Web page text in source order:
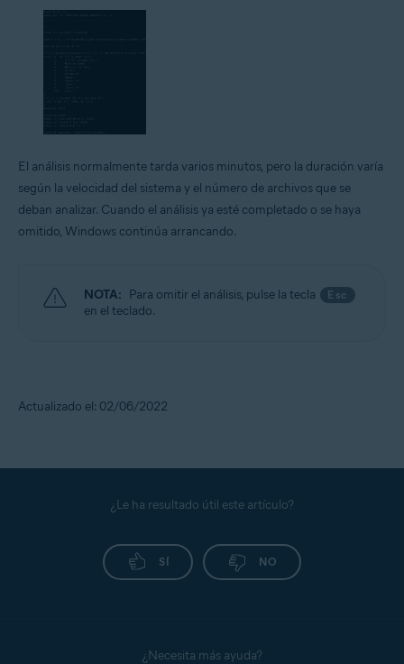
El análisis normalmente tarda varios minutos, pero la duración varía
según la velocidad del sistema y el número de archivos que se
deban analizar. Cuando el análisis ya esté completado o se haya
omitido, Windows continúa arrancando.
NOTA: Para omitir el análisis, pulse la tecla Esc
en el teclado.
Actualizado el: 02/06/2022
¿Le ha resultado útil este artículo?
SÍ NO
¿Necesita más ayuda?